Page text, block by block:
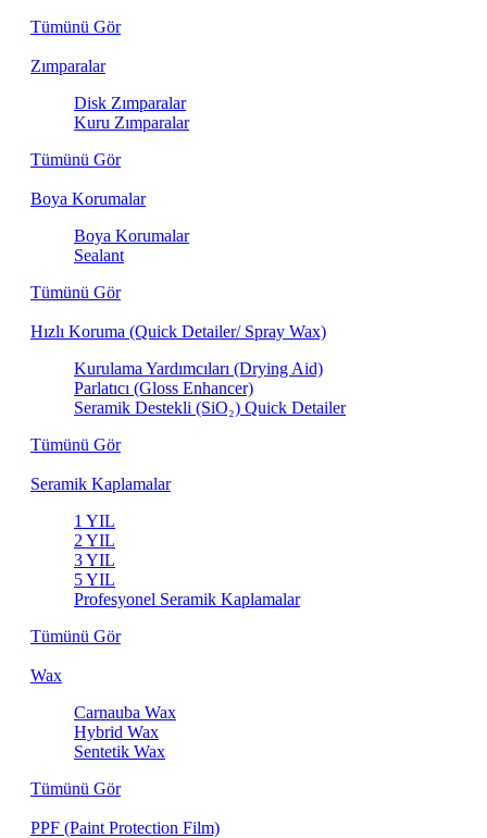
Tümünü Gör
Zımparalar
Disk Zımparalar
Kuru Zımparalar
Tümünü Gör
Boya Korumalar
Boya Korumalar
Sealant
Tümünü Gör
Hızlı Koruma (Quick Detailer/ Spray Wax)
Kurulama Yardımcıları (Drying Aid)
Parlatıcı (Gloss Enhancer)
Seramik Destekli (SiO₂) Quick Detailer
Tümünü Gör
Seramik Kaplamalar
1 YIL
2 YIL
3 YIL
5 YIL
Profesyonel Seramik Kaplamalar
Tümünü Gör
Wax
Carnauba Wax
Hybrid Wax
Sentetik Wax
Tümünü Gör
PPF (Paint Protection Film)